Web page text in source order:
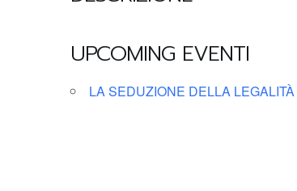
UPCOMING EVENTI
LA SEDUZIONE DELLA LEGALITÀ